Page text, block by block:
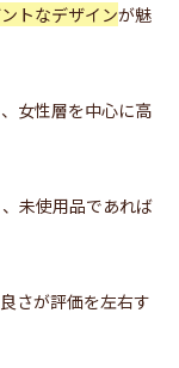
トなデザインが魅
女性層を中心に高
未使用品であれば
さが評価を左右す